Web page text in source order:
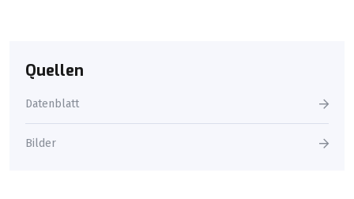
Quellen
Datenblatt
Bilder